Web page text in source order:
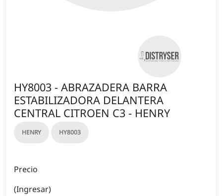
HY8003 - ABRAZADERA BARRA
ESTABILIZADORA DELANTERA
CENTRAL CITROEN C3 - HENRY
HENRY HY8003
Precio
(Ingresar)